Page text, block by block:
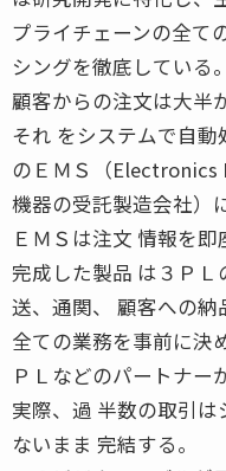
プライチェーンの全て
シングを徹底している。
顧客からの注文は大半
それ をシステムで自
のＥＭＳ（
機器の受託製造会社）
ＥＭＳは注文 情報を即
完成した製品 は３Ｐ
送、通関、 顧客への納
全ての業務を事前に決
ＰＬなどのパートナー
実際、過 半数の取引
ないまま 完結する。